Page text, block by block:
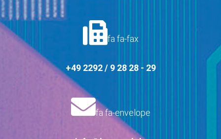
fa fa-fax
+49 2292 / 9 28 28 - 29
fa fa-envelope